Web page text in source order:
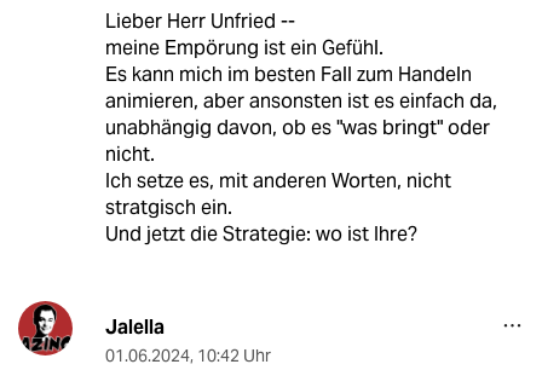
Lieber Herr Unfried --
meine Empörung ist ein Gefühl.
Es kann mich im besten Fall zum Handeln
animieren, aber ansonsten ist es einfach da,
unabhängig davon, ob es "was bringt" oder
nicht.
Ich setze es, mit anderen Worten, nicht
stratgisch ein.
Und jetzt die Strategie: wo ist Ihre?
Jalella
01.06.2024, 10:42 Uhr